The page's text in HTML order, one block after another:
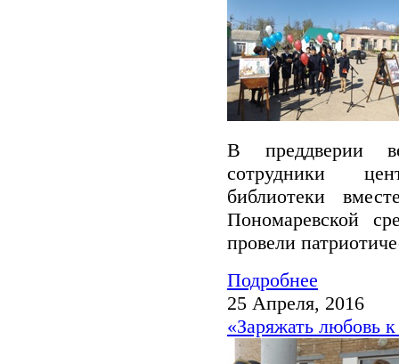
В преддверии
сотрудники
библиотеки
Пономаревской
провели
Подробнее
25 Апреля, 2016
«Заряжать любовь